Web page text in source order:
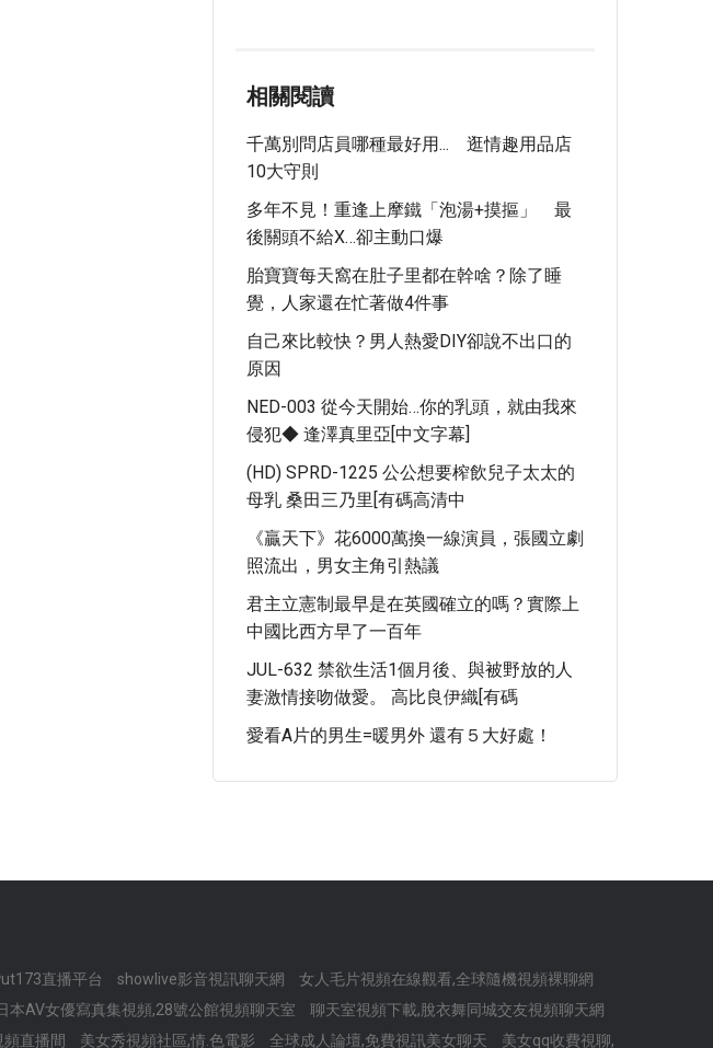
相關閱讀
千萬別問店員哪種最好用... 逛情趣用品店
10大守則
多年不見！重逢上摩鐵「泡湯+摸摳」 最
後關頭不給X…卻主動口爆
胎寶寶每天窩在肚子里都在幹啥？除了睡
覺，人家還在忙著做4件事
自己來比較快？男人熱愛DIY卻說不出口的
原因
NED-003 從今天開始…你的乳頭，就由我來
侵犯◆ 逢澤真里亞[中文字幕]
(HD) SPRD-1225 公公想要榨飲兒子太太的
母乳 桑田三乃里[有碼高清中
《贏天下》花6000萬換一線演員，張國立劇
照流出，男女主角引熱議
君主立憲制最早是在英國確立的嗎？實際上
中國比西方早了一百年
JUL-632 禁欲生活1個月後、與被野放的人
妻激情接吻做愛。 高比良伊織[有碼
愛看A片的男生=暖男外 還有５大好處！
直播平台 showlive影音視訊聊天網
女人毛片視頻在線觀看,全球隨機視頻裸聊網
本AV女優寫真集視頻,28號公館視頻聊天室
聊天室視頻下載,脫衣舞同城交友視頻聊天網
直播間 美女秀視頻社區,情.色電影 全球成人論壇,免費視訊美女聊天 美女qq收費視聊,